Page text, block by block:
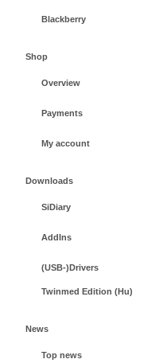
Blackberry
Shop
Overview
Payments
My account
Downloads
SiDiary
AddIns
(USB-)Drivers
Twinmed Edition (Hu)
News
Top news